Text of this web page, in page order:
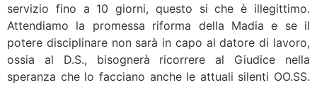
servizio fino a 10 giorni, questo si che è illegittimo.
Attendiamo la promessa riforma della Madia e se il
potere disciplinare non sarà in capo al datore di lavoro,
ossia al D.S., bisognerà ricorrere al Giudice nella
speranza che lo facciano anche le attuali silenti OO.SS.